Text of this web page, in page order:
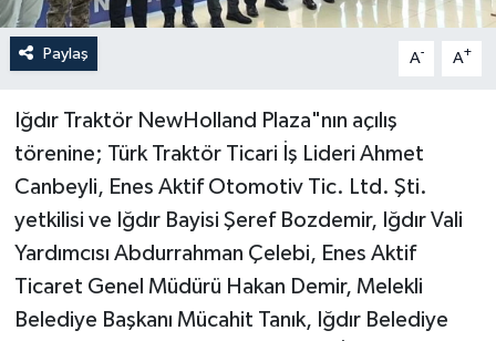
Paylaş A- A+
Iğdır Traktör NewHolland Plaza"nın açılış
törenine; Türk Traktör Ticari İş Lideri Ahmet
Canbeyli, Enes Aktif Otomotiv Tic. Ltd. Şti.
yetkilisi ve Iğdır Bayisi Şeref Bozdemir, Iğdır Vali
Yardımcısı Abdurrahman Çelebi, Enes Aktif
Ticaret Genel Müdürü Hakan Demir, Melekli
Belediye Başkanı Mücahit Tanık, Iğdır Belediye